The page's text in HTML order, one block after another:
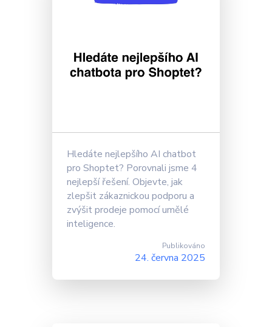
Hledáte nejlepšího AI chatbot
pro Shoptet? Porovnali jsme 4
nejlepší řešení. Objevte, jak
zlepšit zákaznickou podporu a
zvýšit prodeje pomocí umělé
inteligence.
Publikováno
24. června 2025